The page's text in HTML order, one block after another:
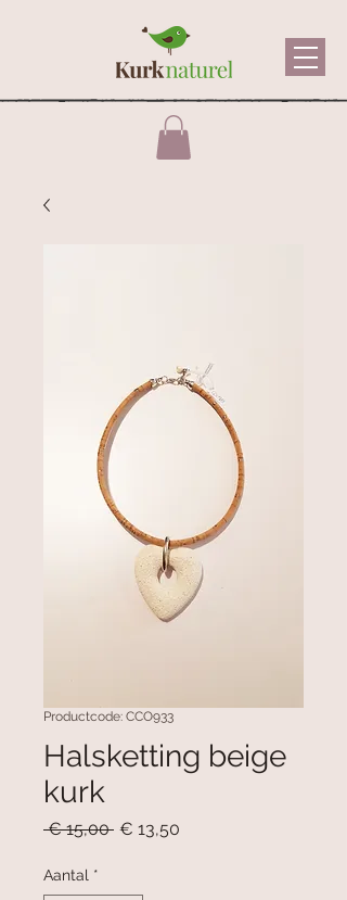
Productcode: CCO933
Halsketting beige
kurk
€ 15,00 Normale
€ 13,50
Aantal *